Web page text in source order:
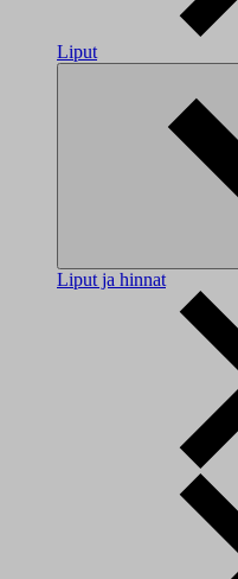
Liput
Liput ja hinnat